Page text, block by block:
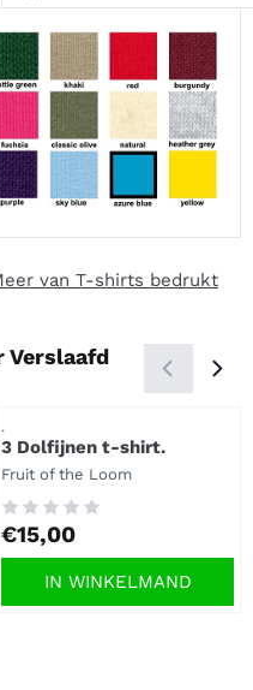
van T-shirts bedrukt
Verslaafd
.
3 Dolfijnen t-shirt.
Merk:
Fruit of the Loom
Prijs: 15,00
€15,00
IN WINKELMAND